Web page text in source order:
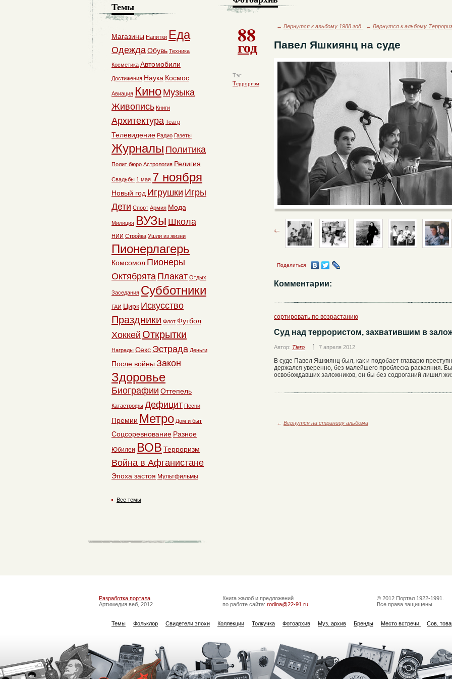
88
год
Тэг:
Терроризм
← Вернутся к альбому 1988 год ← Вернутся к альбому
Павел Яшкиянц на суде
Поделиться
Комментарии:
сортировать по возрастанию
Суд над террористом, захватившим в
Автор: Tiero 7 апреля 2012
В суде Павел Яшкиянц был, как и подобает главарю
держался уверенно, без малейшего проблеска раскаяния.
освобождавших заложников, он бы без содроганий лишил
← Вернутся на страницу альбома
Темы
Магазины Напитки Еда
ОдеждаОбувь Техника
Косметика Автомобили
Достижения Наука Космос
Авиация Кино Музыка
Живопись Книги
Архитектура Театр
Телевидение Радио Газеты
Журналы Политика
Полит бюро Астрология Религия
Свадьбы 1 мая 7 ноября
Новый год Игрушки Игры
Дети Спорт Армия Мода
Милиция ВУЗы Школа
НИИ Стройка Ушли из жизни
Пионерлагерь
Комсомол Пионеры
Октябрята Плакат Отдых
Заседания Субботники
ГАИ Цирк Искусство
Праздники Флот Футбол
Хоккей Открытки
Награды Секс Эстрада Деньги
После войны Закон
Здоровье
Биографии Оттепель
Катастрофы Дефицит Песни
Премии Метро Дом и быт
Соцсоревнование Разное
Юбилеи ВОВ Терроризм
Война в Афганистане
Эпоха застоя Мультфильмы
Все темы
Разработка портала
Артимедия веб, 2012
Книга жалоб и предложений
по работе сайта: rodina@22-91.ru
© 2012 Портал 1922-1991.
Все права защищены.
Темы Фольклор Свидетели эпохи Коллекции Толкучка Фотоархив Муз. архив Бренды Место встречи Сов.